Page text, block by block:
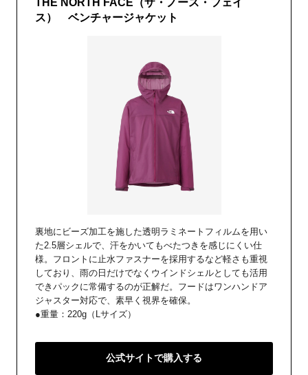
THE NORTH FACE（ザ・ノース・フェイ
ス） ベンチャージャケット
裏地にビーズ加工を施した透明ラミネートフィルムを用い
た2.5層シェルで、汗をかいてもべたつきを感じにくい仕
様。フロントに止水ファスナーを採用するなど軽さも重視
しており、雨の日だけでなくウインドシェルとしても活用
できパックに常備するのが正解だ。フードはワンハンドア
ジャスター対応で、素早く視界を確保。
●重量：220g（Lサイズ）
公式サイトで購入する